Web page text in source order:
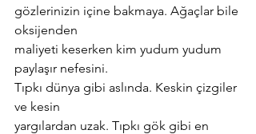
gözlerinizin içine bakmaya. Ağaçlar bile
oksijenden
maliyeti keserken kim yudum yudum
paylaşır nefesini.
Tıpkı dünya gibi aslında. Keskin çizgiler
ve kesin
yargılardan uzak. Tıpkı gök gibi en